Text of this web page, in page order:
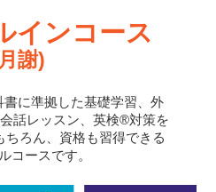
インコース
謝)
に準拠した基礎学習、外
話レッスン、英検®対策を
ちろん、資格も習得できる
コースです。